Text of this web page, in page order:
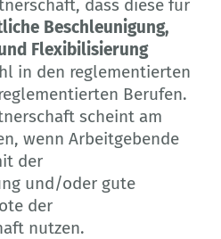
dass diese für
Beschleunigung,
Flexibilisierung
in den reglementierten
Berufen.
scheint am
wenn Arbeitgebende
der
und/oder gute
der
nutzen.